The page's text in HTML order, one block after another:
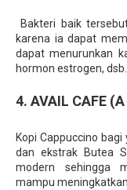
Bakteri baik
karena ia dapat
dapat menurunkan
hormon estrogen, dsb.
4. AVAIL CAFE
Kopi Cappuccino
dan ekstrak Butea
modern sehingga
mampu